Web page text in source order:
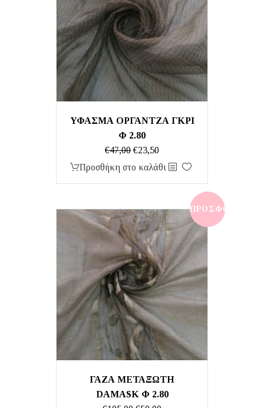
ΥΦΑΣΜΑ ΟΡΓΑΝΤΖΑ ΓΚΡΙ
Φ 2.80
€47,00 Original
price
€23,50Η
τρέχουσα
€23,50.
Προσθήκη στο καλάθι
ΠΡΟΣΦΟΡΆ!
ΓΑΖΑ ΜΕΤΑΞΩΤΗ
DAMASK Φ 2.80